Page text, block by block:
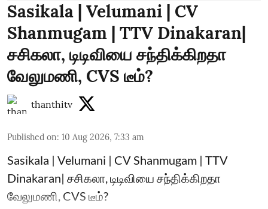
Sasikala | Velumani | CV
Shanmugam | TTV Dinakaran|
சசிகலா, டிடிவியை சந்திக்கிறதா
வேலுமணி, CVS டீம்?
thanthitv
Published on: 10 Aug 2026, 7:33 am
Sasikala | Velumani | CV Shanmugam | TTV
Dinakaran| சசிகலா, டிடிவியை சந்திக்கிறதா
வேலுமணி, CVS டீம்?